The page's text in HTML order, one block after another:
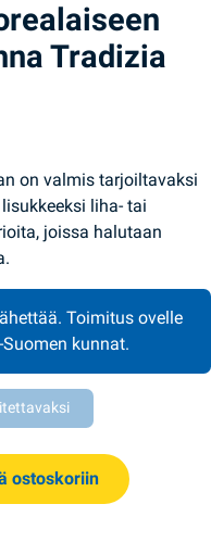
Tradizia
on valmis tarjoiltavaksi
liha- tai
joissa halutaan
Toimitus ovelle
kunnat.
450g Smachna
ostoskoriin